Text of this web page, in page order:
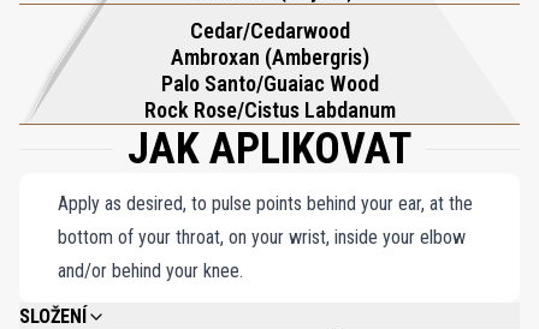
dobrodružství.
Cedar/Cedarwood
Ambroxan (Ambergris)
Palo Santo/Guaiac Wood
Rock Rose/Cistus Labdanum
JAK APLIKOVAT
Apply as desired, to pulse points behind your ear, at the
bottom of your throat, on your wrist, inside your elbow
and/or behind your knee.
SLOŽENÍ